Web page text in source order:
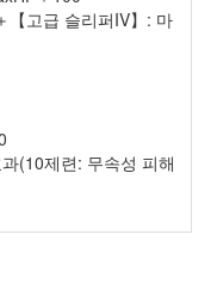
【고급 슬리퍼IV】: 마
(10제련: 무속성 피해